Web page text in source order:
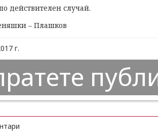
действителен случай.
– Плашков
г.